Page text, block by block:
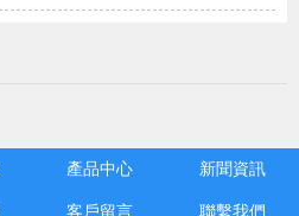
產品中心 新聞資訊
客戶留言 聯繫我們